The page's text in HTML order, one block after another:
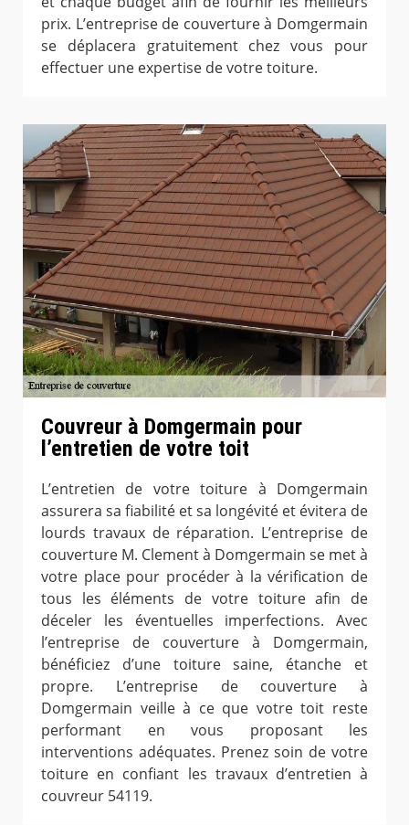
prix. L’entreprise de couverture à Domgermain
se déplacera gratuitement chez vous pour
effectuer une expertise de votre toiture.
Couvreur à Domgermain pour
l’entretien de votre toit
L’entretien de votre toiture à Domgermain
assurera sa fiabilité et sa longévité et évitera de
lourds travaux de réparation. L’entreprise de
couverture M. Clement à Domgermain se met à
votre place pour procéder à la vérification de
tous les éléments de votre toiture afin de
déceler les éventuelles imperfections. Avec
l’entreprise de couverture à Domgermain,
bénéficiez d’une toiture saine, étanche et
propre. L’entreprise de couverture à
Domgermain veille à ce que votre toit reste
performant en vous proposant les
interventions adéquates. Prenez soin de votre
toiture en confiant les travaux d’entretien à
couvreur 54119.